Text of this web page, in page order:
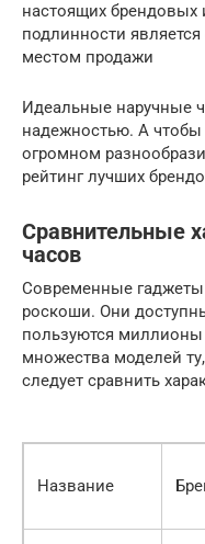
настоящих брендовых
подлинности
местом продажи
Идеальные наручные
надежностью. А чтобы
огромном
рейтинг лучших
Сравнительные
часов
Современные
роскоши. Они
пользуются
множества моделей
следует сравнить
Название